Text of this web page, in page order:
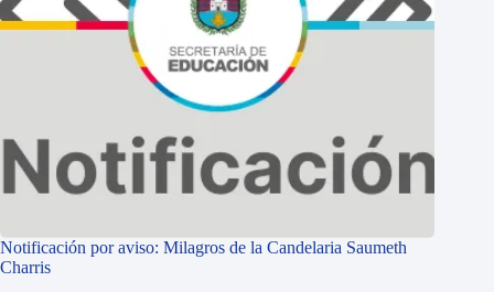
Notificación por aviso: Milagros de la Candelaria Saumeth
Charris